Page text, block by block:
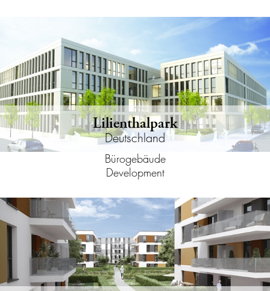
Lilienthalpark
Deutschland
Bürogebäude
Development